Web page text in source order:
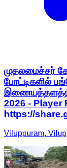
முதலமைச்சர்
போட்டிகளில்
2026 - Player
https://
Viluppuram,